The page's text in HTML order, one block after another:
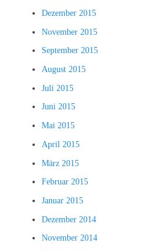
Dezember 2015
November 2015
September 2015
August 2015
Juli 2015
Juni 2015
Mai 2015
April 2015
März 2015
Februar 2015
Januar 2015
Dezember 2014
November 2014